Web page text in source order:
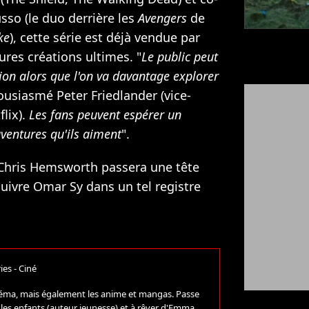
(le duo derrière lesAvengers de
), cette série est déjà vendue par
créations ultimes. "Le public peut
alors que l'on va davantage explorer
Peter Friedlander (vice-
Les fans peuvent espérer un
qu'ils aiment".
Hemsworth passera une tête
Omar Sy dans un tel registre
- Ciné
mais également les anime et mangas. Passe